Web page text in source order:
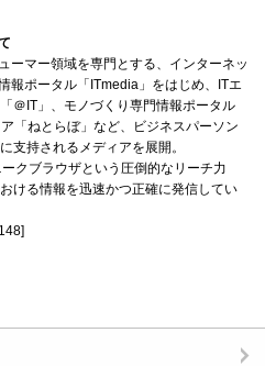
ーマー領域を専門とする、インターネッ
報ポータル「ITmedia」をはじめ、ITエ
＠IT」、モノづくり専門情報ポータル
「ねとらぼ」など、ビジネスパーソン
支持されるメディアを展開。
クブラウザという圧倒的なリーチ力
ける情報を迅速かつ正確に発信してい